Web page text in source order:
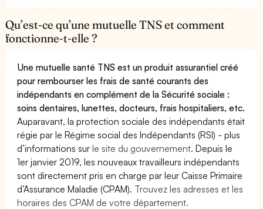
Qu’est-ce qu’une mutuelle TNS et comment
fonctionne-t-elle ?
Une mutuelle santé TNS est un produit assurantiel créé
pour rembourser les frais de santé courants des
indépendants en complément de la Sécurité sociale :
soins dentaires, lunettes, docteurs, frais hospitaliers, etc.
Auparavant, la protection sociale des indépendants était
régie par le Régime social des Indépendants (RSI) - plus
d’informations surle site du gouvernement. Depuis le
1er janvier 2019, les nouveaux travailleurs indépendants
sont directement pris en charge par leur Caisse Primaire
d’Assurance Maladie (CPAM). Trouvez les adresses et les
horaires des CPAM de votre département.